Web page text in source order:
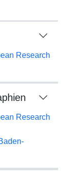
Research
Research